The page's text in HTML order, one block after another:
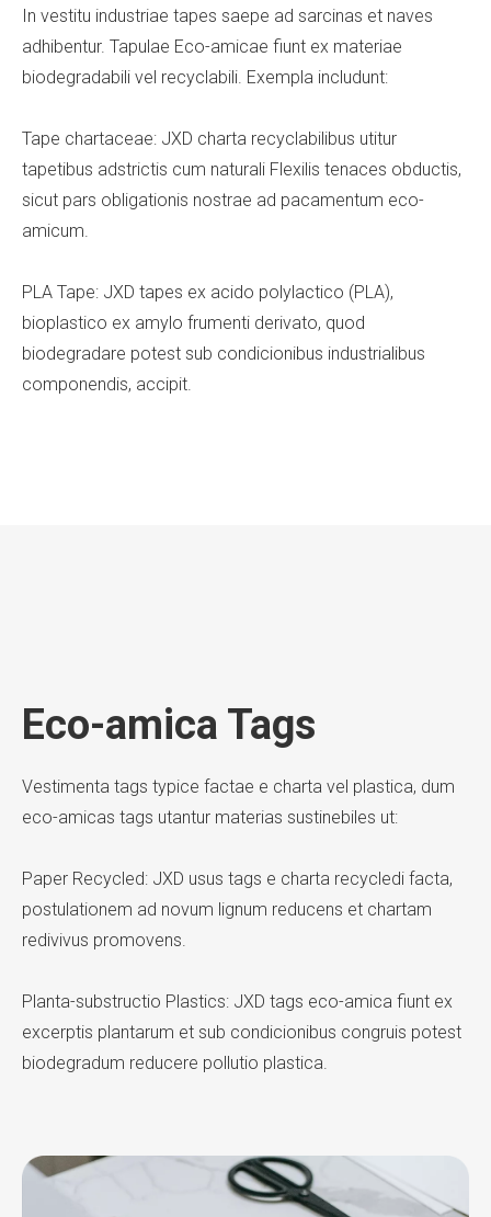
In vestitu industriae tapes saepe ad sarcinas et naves
adhibentur. Tapulae Eco-amicae fiunt ex materiae
biodegradabili vel recyclabili. Exempla includunt:
Tape chartaceae: JXD charta recyclabilibus utitur
tapetibus adstrictis cum naturali Flexilis tenaces obductis,
sicut pars obligationis nostrae ad pacamentum eco-
amicum.
PLA Tape: JXD tapes ex acido polylactico (PLA),
bioplastico ex amylo frumenti derivato, quod
biodegradare potest sub condicionibus industrialibus
componendis, accipit.
Eco-amica Tags
Vestimenta tags typice factae e charta vel plastica, dum
eco-amicas tags utantur materias sustinebiles ut:
Paper Recycled: JXD usus tags e charta recycledi facta,
postulationem ad novum lignum reducens et chartam
redivivus promovens.
Planta-substructio Plastics: JXD tags eco-amica fiunt ex
excerptis plantarum et sub condicionibus congruis potest
biodegradum reducere pollutio plastica.